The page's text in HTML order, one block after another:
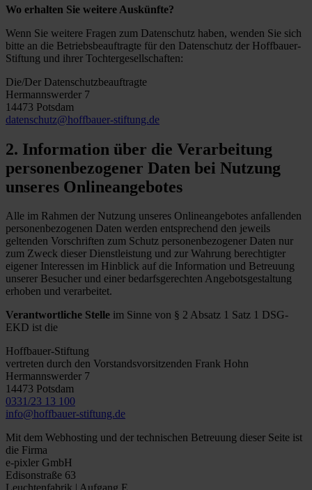
Wo erhalten Sie weitere Auskünfte?
Wenn Sie weitere Fragen zum Datenschutz haben, wenden Sie sich
bitte an die Betriebsbeauftragte für den Datenschutz der Hoffbauer-
Stiftung und ihrer Tochtergesellschaften:
Die/Der Datenschutzbeauftragte
Hermannswerder 7
14473 Potsdam
datenschutz@hoffbauer-stiftung.de
2. Information über die Verarbeitung
personenbezogener Daten bei Nutzung
unseres Onlineangebotes
Alle im Rahmen der Nutzung unseres Onlineangebotes anfallenden
personenbezogenen Daten werden entsprechend den jeweils
geltenden Vorschriften zum Schutz personenbezogener Daten nur
zum Zweck dieser Dienstleistung und zur Wahrung berechtigter
eigener Interessen im Hinblick auf die Information und Betreuung
unserer Besucher und einer bedarfsgerechten Angebotsgestaltung
erhoben und verarbeitet.
Verantwortliche Stelle im Sinne von § 2 Absatz 1 Satz 1 DSG-
EKD ist die
Hoffbauer-Stiftung
vertreten durch den Vorstandsvorsitzenden Frank Hohn
Hermannswerder 7
14473 Potsdam
0331/23 13 100
info@hoffbauer-stiftung.de
Mit dem Webhosting und der technischen Betreuung dieser Seite ist
die Firma
e-pixler GmbH
Edisonstraße 63